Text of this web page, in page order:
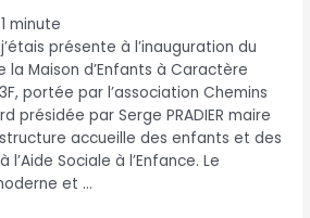
minute
présente à l’inauguration du
Maison d’Enfants à Caractère
portée par l’association Chemins
présidée par Serge PRADIER maire
structure accueille des enfants et des
Sociale à l’Enfance. Le
et …